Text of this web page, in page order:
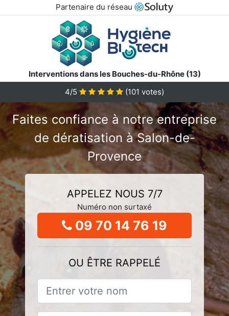
Partenaire du réseau
Interventions dans les Bouches-du-Rhône (13)
4/5
(101 votes)
Faites confiance à notre entreprise
de dératisation à Salon-de-
Provence
APPELEZ NOUS 7/7
Numéro non surtaxé
09 70 14 76 19
OU ÊTRE RAPPELÉ